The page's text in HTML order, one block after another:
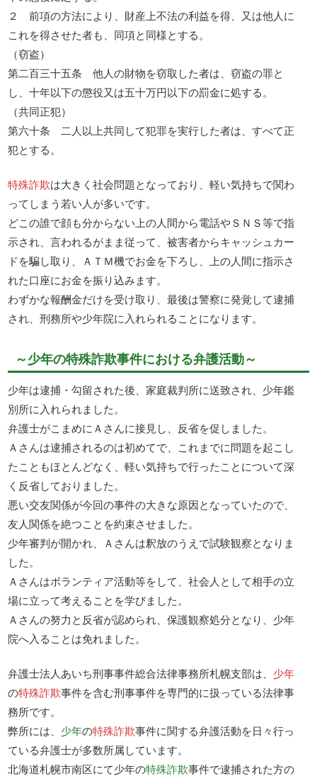
２ 前項の方法により、財産上不法の利益を得、又は他人に
これを得させた者も、同項と同様とする。
（窃盗）
第二百三十五条 他人の財物を窃取した者は、窃盗の罪と
し、十年以下の懲役又は五十万円以下の罰金に処する。
（共同正犯）
第六十条 二人以上共同して犯罪を実行した者は、すべて正
犯とする。
特殊詐欺は大きく社会問題となっており、軽い気持ちで関わ
ってしまう若い人が多いです。
どこの誰で顔も分からない上の人間から電話やＳＮＳ等で指
示され、言われるがまま従って、被害者からキャッシュカー
ドを騙し取り、ＡＴＭ機でお金を下ろし、上の人間に指示さ
れた口座にお金を振り込みます。
わずかな報酬金だけを受け取り、最後は警察に発覚して逮捕
され、刑務所や少年院に入れられることになります。
～少年の特殊詐欺事件における弁護活動～
少年は逮捕・勾留された後、家庭裁判所に送致され、少年鑑
別所に入れられました。
弁護士がこまめにＡさんに接見し、反省を促しました。
Ａさんは逮捕されるのは初めてで、これまでに問題を起こし
たこともほとんどなく、軽い気持ちで行ったことについて深
く反省しておりました。
悪い交友関係が今回の事件の大きな原因となっていたので、
友人関係を絶つことを約束させました。
少年審判が開かれ、Ａさんは釈放のうえで試験観察となりま
した。
Ａさんはボランティア活動等をして、社会人として相手の立
場に立って考えることを学びました。
Ａさんの努力と反省が認められ、保護観察処分となり、少年
院へ入ることは免れました。
弁護士法人あいち刑事事件総合法律事務所札幌支部は、 少年
の特殊詐欺事件を含む刑事事件を専門的に扱っている法律事
務所です。
弊所には、 少年の特殊詐欺事件に関する弁護活動を日々行っ
ている弁護士が多数所属しています。
北海道札幌市南区にて少年の特殊詐欺事件で逮捕された方の